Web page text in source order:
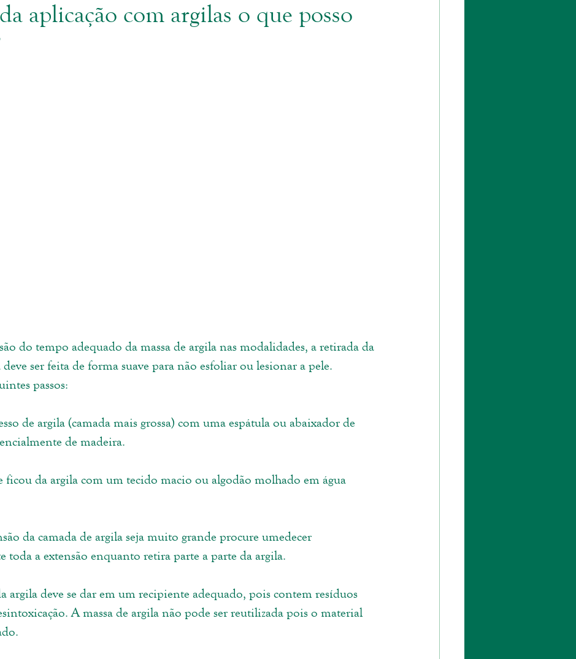
aplicação com argilas o que posso
deve ser feita de forma suave para não esfoliar ou lesionar a pele.
passos:
de argila (camada mais grossa) com uma espátula ou abaixador de
de madeira.
ficou da argila com um tecido macio ou algodão molhado em água
da camada de argila seja muito grande procure umedecer
toda a extensão enquanto retira parte a parte da argila.
argila deve se dar em um recipiente adequado, pois contem resíduos
A massa de argila não pode ser reutilizada pois o material